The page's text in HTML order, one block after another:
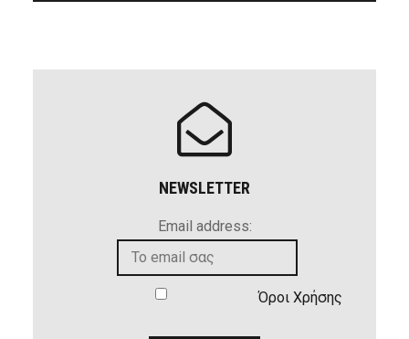
NEWSLETTER
Email address:
Όροι Χρήσης